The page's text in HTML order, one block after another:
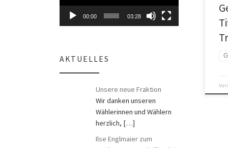
00:00 03:28
AKTUELLES
Unsere neue Fraktion
Wir danken unseren
Wählerinnen und Wählern
herzlich, […]
Ilse Englmaier zum